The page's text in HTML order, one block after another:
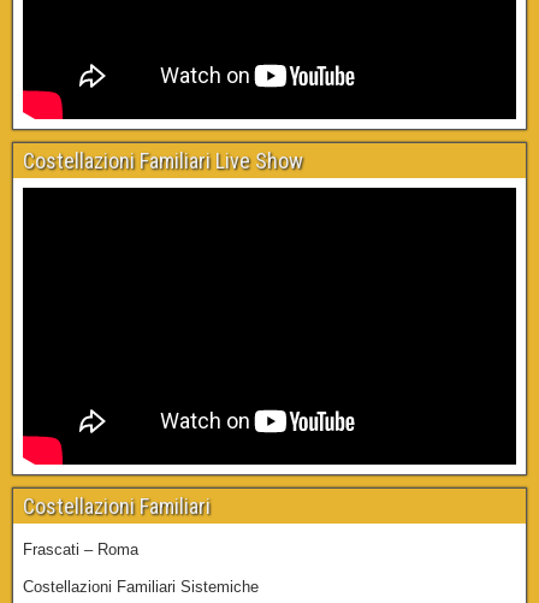
Costellazioni Familiari Live Show
Costellazioni Familiari
Frascati – Roma
Costellazioni Familiari Sistemiche